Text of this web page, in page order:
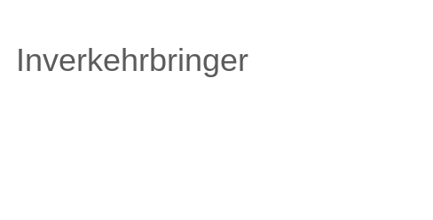
Inverkehrbringer